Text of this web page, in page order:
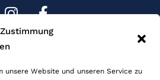
unsere Website und unseren Service zu
I
n
a
F
a
c
b
Sponsoren